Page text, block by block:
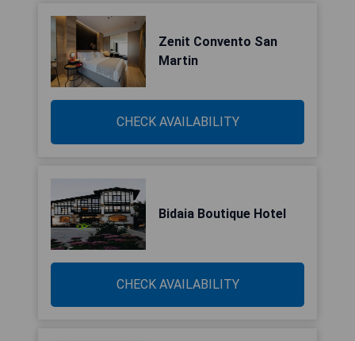
Zenit Convento San
Martin
CHECK AVAILABILITY
Bidaia Boutique Hotel
CHECK AVAILABILITY